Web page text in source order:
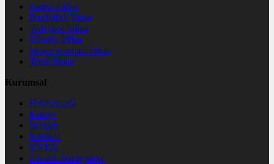
Futbol İddaa
Basketbol İddaa
Voleybol İddaa
Bilardo İddaa
Motor Sporları İddaa
Tenis İddaa
Kurumsal
Hakkımızda
Künye
İletişim
Reklam
KVKK
Gizlilik Sözleşmesi